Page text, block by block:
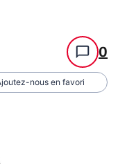
0
nous en favori